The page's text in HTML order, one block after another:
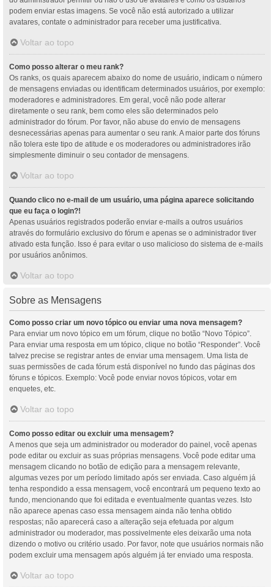
podem enviar estas imagens. Se você não está autorizado a utilizar
avatares, contate o administrador para receber uma justificativa.
Voltar ao topo
Como posso alterar o meu rank?
Os ranks, os quais aparecem abaixo do nome de usuário, indicam o número
de mensagens enviadas ou identificam determinados usuários, por exemplo:
moderadores e administradores. Em geral, você não pode alterar
diretamente o seu rank, bem como eles são determinados pelo
administrador do fórum. Por favor, não abuse do envio de mensagens
desnecessárias apenas para aumentar o seu rank. A maior parte dos fóruns
não tolera este tipo de atitude e os moderadores ou administradores irão
simplesmente diminuir o seu contador de mensagens.
Voltar ao topo
Quando clico no e-mail de um usuário, uma página aparece solicitando
que eu faça o login?!
Apenas usuários registrados poderão enviar e-mails a outros usuários
através do formulário exclusivo do fórum e apenas se o administrador tiver
ativado esta função. Isso é para evitar o uso malicioso do sistema de e-mails
por usuários anônimos.
Voltar ao topo
Sobre as Mensagens
Como posso criar um novo tópico ou enviar uma nova mensagem?
Para enviar um novo tópico em um fórum, clique no botão “Novo Tópico”.
Para enviar uma resposta em um tópico, clique no botão “Responder”. Você
talvez precise se registrar antes de enviar uma mensagem. Uma lista de
suas permissões de cada fórum está disponível no fundo das páginas dos
fóruns e tópicos. Exemplo: Você pode enviar novos tópicos, votar em
enquetes, etc.
Voltar ao topo
Como posso editar ou excluir uma mensagem?
A menos que seja um administrador ou moderador do painel, você apenas
pode editar ou excluir as suas próprias mensagens. Você pode editar uma
mensagem clicando no botão de edição para a mensagem relevante,
algumas vezes por um período limitado após ser enviada. Caso alguém já
tenha respondido a essa mensagem, você encontrará um pequeno texto ao
fundo, mencionando que foi editada e eventualmente quantas vezes. Isto
não aparece apenas caso essa mensagem ainda não tenha obtido
respostas; não aparecerá caso a alteração seja efetuada por algum
administrador ou moderador, mas possivelmente eles deixarão uma nota
dizendo o motivo ou critério usado. Por favor, note que usuários normais não
podem excluir uma mensagem após alguém já ter enviado uma resposta.
Voltar ao topo